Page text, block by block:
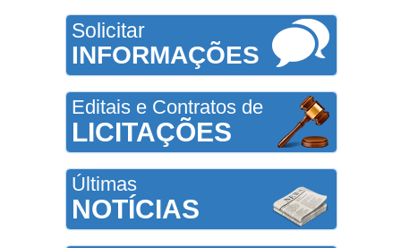
Solicitar
INFORMAÇÕES
Editais e Contratos de
LICITAÇÕES
Últimas
NOTÍCIAS